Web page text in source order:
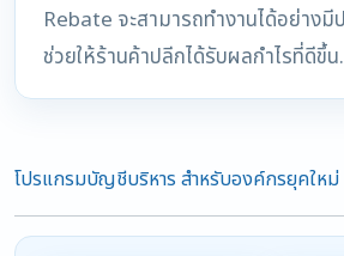
Rebate จะสามารถทำงานได้อย่างมี
ช่วยให้ร้านค้าปลีกได้รับผลกำไรที่ดีขึ้น.
โปรแกรมบัญชีบริหาร สำหรับองค์กรยุคใหม่